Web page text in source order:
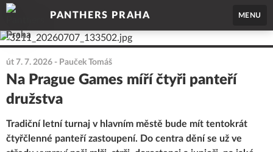
PANTHERS PRAHA MENU
út 7. 7. 2026 - Pauček Tomáš
Na Prague Games míří čtyři panteří
družstva
Tradiční letní turnaj v hlavním městě bude mít tentokrát
čtyřčlenné panteří zastoupení. Do centra dění se už ve